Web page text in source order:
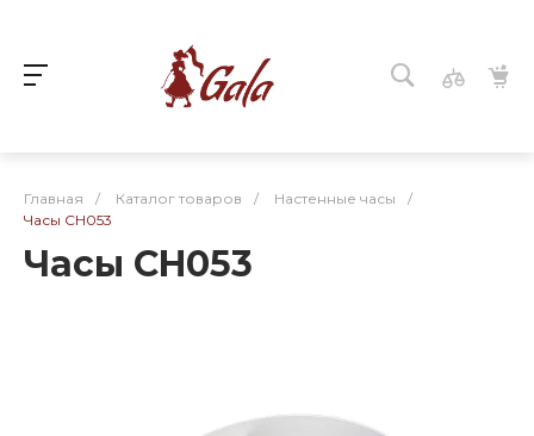
Главная / Каталог товаров / Настенные часы
/
Часы CH053
Часы CH053